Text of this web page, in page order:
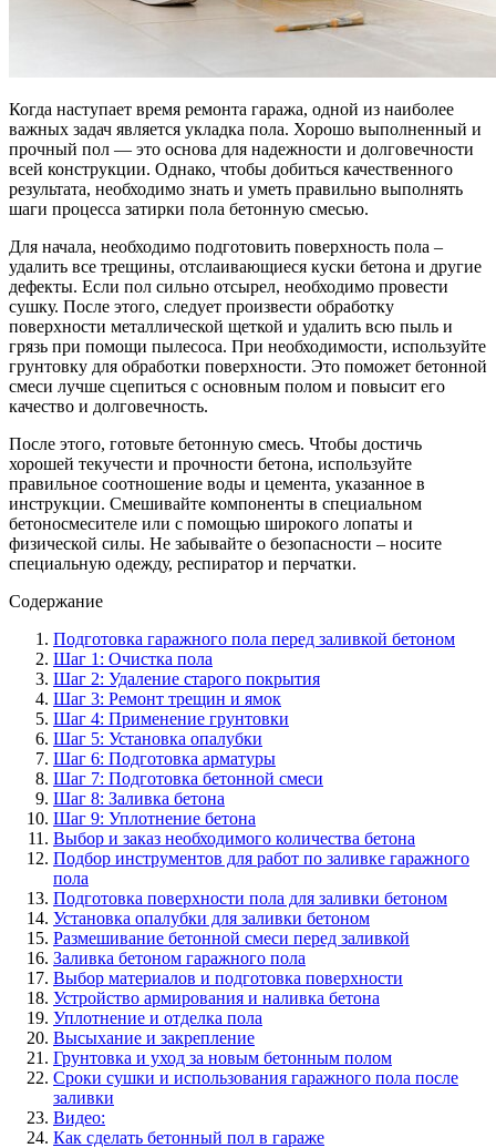
Когда наступает время ремонта гаража, одной из наиболее
важных задач является укладка пола. Хорошо выполненный и
прочный пол — это основа для надежности и долговечности
всей конструкции. Однако, чтобы добиться качественного
результата, необходимо знать и уметь правильно выполнять
шаги процесса затирки пола бетонную смесью.
Для начала, необходимо подготовить поверхность пола –
удалить все трещины, отслаивающиеся куски бетона и другие
дефекты. Если пол сильно отсырел, необходимо провести
сушку. После этого, следует произвести обработку
поверхности металлической щеткой и удалить всю пыль и
грязь при помощи пылесоса. При необходимости, используйте
грунтовку для обработки поверхности. Это поможет бетонной
смеси лучше сцепиться с основным полом и повысит его
качество и долговечность.
После этого, готовьте бетонную смесь. Чтобы достичь
хорошей текучести и прочности бетона, используйте
правильное соотношение воды и цемента, указанное в
инструкции. Смешивайте компоненты в специальном
бетоносмесителе или с помощью широкого лопаты и
физической силы. Не забывайте о безопасности – носите
специальную одежду, респиратор и перчатки.
Содержание
Подготовка гаражного пола перед заливкой бетоном
Шаг 1: Очистка пола
Шаг 2: Удаление старого покрытия
Шаг 3: Ремонт трещин и ямок
Шаг 4: Применение грунтовки
Шаг 5: Установка опалубки
Шаг 6: Подготовка арматуры
Шаг 7: Подготовка бетонной смеси
Шаг 8: Заливка бетона
Шаг 9: Уплотнение бетона
Выбор и заказ необходимого количества бетона
Подбор инструментов для работ по заливке гаражного
пола
Подготовка поверхности пола для заливки бетоном
Установка опалубки для заливки бетоном
Размешивание бетонной смеси перед заливкой
Заливка бетоном гаражного пола
Выбор материалов и подготовка поверхности
Устройство армирования и наливка бетона
Уплотнение и отделка пола
Высыхание и закрепление
Грунтовка и уход за новым бетонным полом
Сроки сушки и использования гаражного пола после
заливки
Видео:
Как сделать бетонный пол в гараже